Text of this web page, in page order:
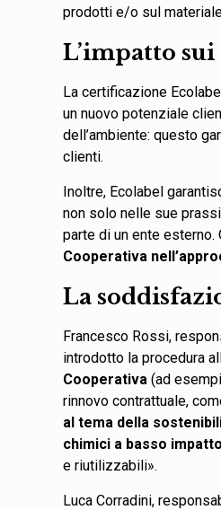
prodotti e/o sul
L’impatto
La certificazione
un nuovo potenziale
dell’ambiente: questo
clienti.
Inoltre, Ecolabel
non solo nelle sue
parte di un ente
Cooperativa
La
Francesco Rossi,
introdotto la procedura
Cooperativa (ad
rinnovo contrattuale,
al tema della
chimici a basso
e riutilizzabili».
Luca Corradini,